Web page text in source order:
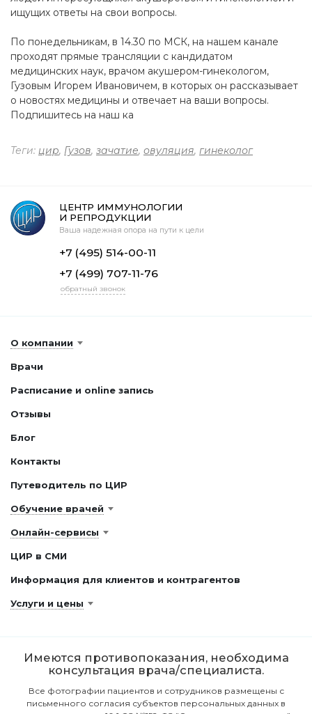
ищущих ответы на свои вопросы.
По понедельникам, в 14.30 по МСК, на нашем канале
проходят прямые трансляции с кандидатом
медицинских наук, врачом акушером-гинекологом,
Гузовым Игорем Ивановичем, в которых он рассказывает
о новостях медицины и отвечает на ваши вопросы.
Подпишитесь на наш ка
Теги: цир, Гузов, зачатие, овуляция, гинеколог
ЦЕНТР ИММУНОЛОГИИ
И РЕПРОДУКЦИИ
Ваша надежная опора на пути к цели
+7 (495) 514-00-11
+7 (499) 707-11-76
обратный звонок
О компании
Врачи
Расписание и online запись
Отзывы
Блог
Контакты
Путеводитель по ЦИР
Обучение врачей
Онлайн-сервисы
ЦИР в СМИ
Информация для клиентов и контрагентов
Услуги и цены
Имеются противопоказания, необходима
консультация врача/специалиста.
Все фотографии пациентов и сотрудников размещены с
письменного согласия субъектов персональных данных в